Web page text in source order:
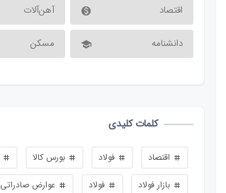
آهن‌آلات اقتصاد
مسکن دانشنامه
کلمات کلیدی
اقتصاد فولاد بورس کالا
بازار فولاد فولاد عوارض صادراتی